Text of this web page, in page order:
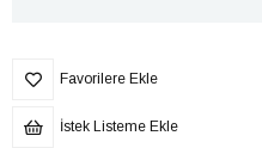
Favorilere Ekle
İstek Listeme Ekle